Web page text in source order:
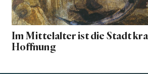
Im Mittelalter ist die Stadt
Hoffnung